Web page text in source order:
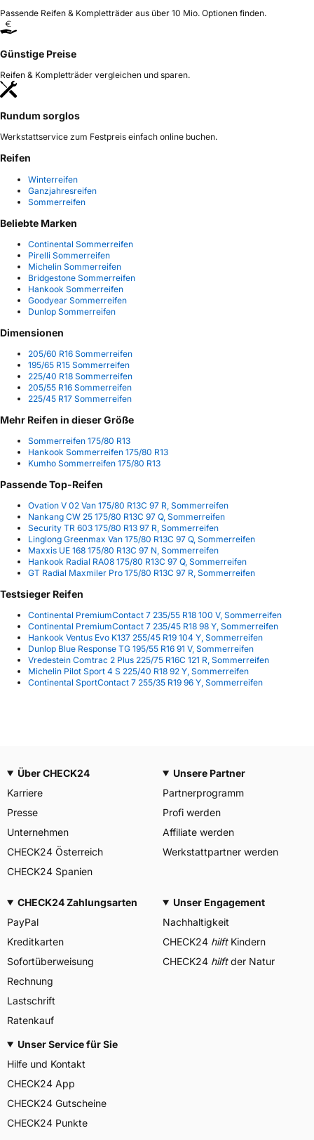
Passende Reifen & Kompletträder aus über 10 Mio. Optionen finden.
Günstige Preise
Reifen & Kompletträder vergleichen und sparen.
Rundum sorglos
Werkstattservice zum Festpreis einfach online buchen.
Reifen
Winterreifen
Ganzjahresreifen
Sommerreifen
Beliebte Marken
Continental Sommerreifen
Pirelli Sommerreifen
Michelin Sommerreifen
Bridgestone Sommerreifen
Hankook Sommerreifen
Goodyear Sommerreifen
Dunlop Sommerreifen
Dimensionen
205/60 R16 Sommerreifen
195/65 R15 Sommerreifen
225/40 R18 Sommerreifen
205/55 R16 Sommerreifen
225/45 R17 Sommerreifen
Mehr Reifen in dieser Größe
Sommerreifen 175/80 R13
Hankook Sommerreifen 175/80 R13
Kumho Sommerreifen 175/80 R13
Passende Top-Reifen
Ovation V 02 Van 175/80 R13C 97 R, Sommerreifen
Nankang CW 25 175/80 R13C 97 Q, Sommerreifen
Security TR 603 175/80 R13 97 R, Sommerreifen
Linglong Greenmax Van 175/80 R13C 97 Q, Sommerreifen
Maxxis UE 168 175/80 R13C 97 N, Sommerreifen
Hankook Radial RA08 175/80 R13C 97 Q, Sommerreifen
GT Radial Maxmiler Pro 175/80 R13C 97 R, Sommerreifen
Testsieger Reifen
Continental PremiumContact 7 235/55 R18 100 V, Sommerreifen
Continental PremiumContact 7 235/45 R18 98 Y, Sommerreifen
Hankook Ventus Evo K137 255/45 R19 104 Y, Sommerreifen
Dunlop Blue Response TG 195/55 R16 91 V, Sommerreifen
Vredestein Comtrac 2 Plus 225/75 R16C 121 R, Sommerreifen
Michelin Pilot Sport 4 S 225/40 R18 92 Y, Sommerreifen
Continental SportContact 7 255/35 R19 96 Y, Sommerreifen
Über CHECK24
Karriere
Presse
Unternehmen
CHECK24 Österreich
CHECK24 Spanien
Unsere Partner
Partnerprogramm
Profi werden
Affiliate werden
Werkstattpartner werden
CHECK24 Zahlungsarten
PayPal
Kreditkarten
Sofortüberweisung
Rechnung
Lastschrift
Ratenkauf
Unser Engagement
Nachhaltigkeit
CHECK24 hilftKindern
CHECK24 hilftder Natur
Unser Service für Sie
Hilfe und Kontakt
CHECK24 App
CHECK24 Gutscheine
CHECK24 Punkte